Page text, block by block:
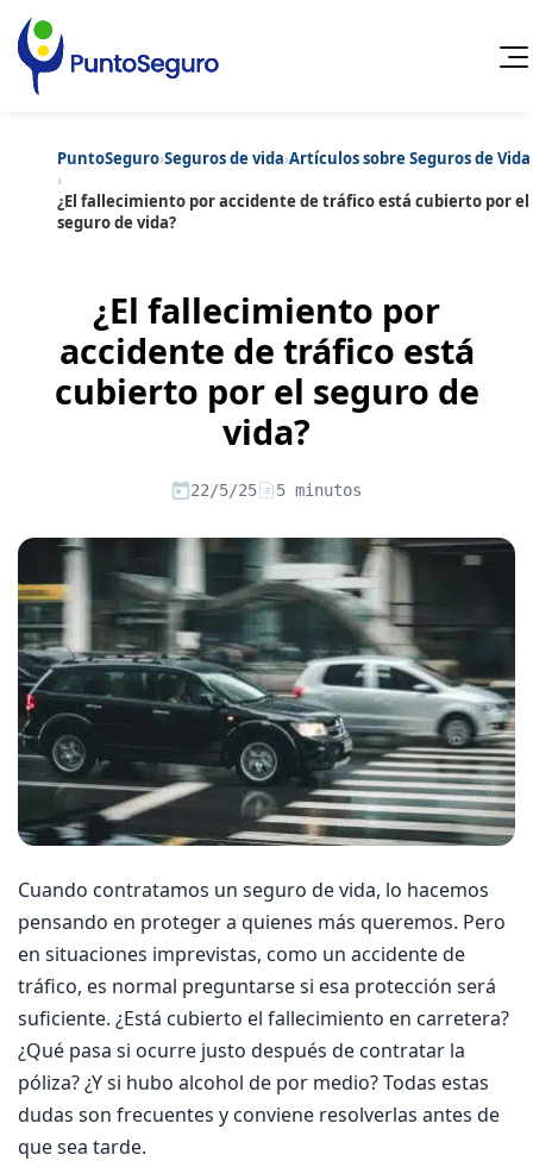
Cancelar
Categorías populares
Artículos sobre Otros Seguros
Artículos sobre Seguros de Auto
Artículos sobre Seguros de Hogar
Artículos sobre Seguros de SaludContenido extra
Artículos sobre Convenios Colectivos
Artículos sobre Educación Financiera
Artículos sobre Seguros de Vida Hipoteca
Artículos sobre la Jubilación
PuntoSeguro›Seguros de vida›Artículos sobre Seguros de Vida
›
¿El fallecimiento por accidente de tráfico está cubierto por el
seguro de vida?
¿El fallecimiento por
accidente de tráfico está
cubierto por el seguro de
vida?
22/5/25 5 minutos
Cuando contratamos un seguro de vida, lo hacemos
pensando en proteger a quienes más queremos. Pero
en situaciones imprevistas, como un accidente de
tráfico, es normal preguntarse si esa protección será
suficiente. ¿Está cubierto el fallecimiento en carretera?
¿Qué pasa si ocurre justo después de contratar la
póliza? ¿Y si hubo alcohol de por medio? Todas estas
dudas son frecuentes y conviene resolverlas antes de
que sea tarde.